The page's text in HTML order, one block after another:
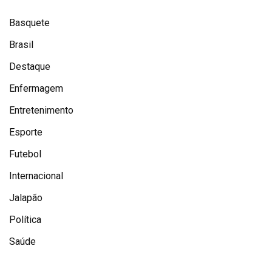
Basquete
Brasil
Destaque
Enfermagem
Entretenimento
Esporte
Futebol
Internacional
Jalapão
Política
Saúde